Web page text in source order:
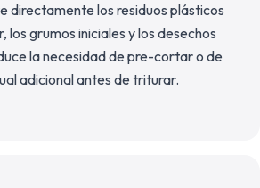
directamente los residuos plásticos
los grumos iniciales y los desechos
la necesidad de pre-cortar o de
adicional antes de triturar.